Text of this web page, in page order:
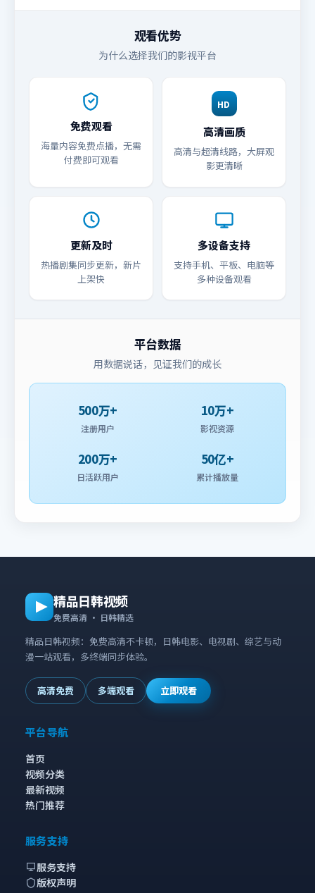
观看优势
为什么选择我们的影视平台
免费观看
海量内容免费点播，无需
付费即可观看
HD
高清画质
高清与超清线路，大屏观
影更清晰
更新及时
热播剧集同步更新，新片
上架快
多设备支持
支持手机、平板、电脑等
多种设备观看
平台数据
用数据说话，见证我们的成长
500万+
注册用户
10万+
影视资源
200万+
日活跃用户
50亿+
累计播放量
精品日韩视频
免费高清 · 日韩精选
精品日韩视频：免费高清不卡顿，日韩电影、电视剧、综艺与动
漫一站观看，多终端同步体验。
高清免费 多端观看 立即观看
平台导航
首页
视频分类
最新视频
热门推荐
服务支持
服务支持
版权声明